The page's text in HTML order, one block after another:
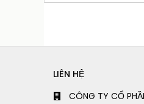
LIÊN HỆ
CÔNG TY CỔ